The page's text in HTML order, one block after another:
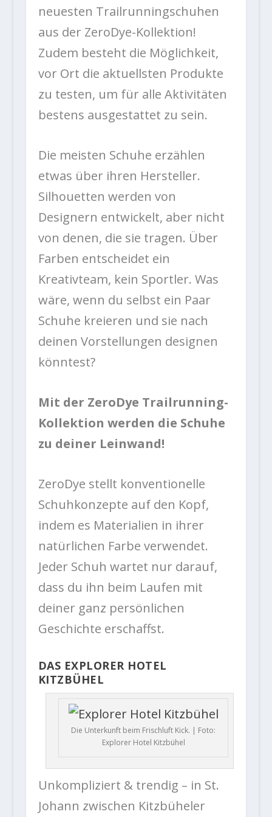
neuesten Trailrunningschuhen
aus der ZeroDye-Kollektion!
Zudem besteht die Möglichkeit,
vor Ort die aktuellsten Produkte
zu testen, um für alle Aktivitäten
bestens ausgestattet zu sein.
Die meisten Schuhe erzählen
etwas über ihren Hersteller.
Silhouetten werden von
Designern entwickelt, aber nicht
von denen, die sie tragen. Über
Farben entscheidet ein
Kreativteam, kein Sportler. Was
wäre, wenn du selbst ein Paar
Schuhe kreieren und sie nach
deinen Vorstellungen designen
könntest?
Mit der ZeroDye Trailrunning-
Kollektion werden die Schuhe
zu deiner Leinwand!
ZeroDye stellt konventionelle
Schuhkonzepte auf den Kopf,
indem es Materialien in ihrer
natürlichen Farbe verwendet.
Jeder Schuh wartet nur darauf,
dass du ihn beim Laufen mit
deiner ganz persönlichen
Geschichte erschaffst.
DAS EXPLORER HOTEL
KITZBÜHEL
Die Unterkunft beim Frischluft Kick. | Foto:
Explorer Hotel Kitzbühel
Unkompliziert & trendig – in St.
Johann zwischen Kitzbüheler